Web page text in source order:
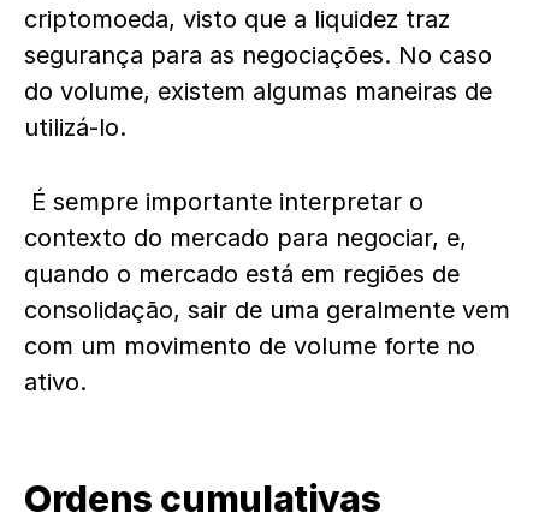
criptomoeda, visto que a liquidez traz
segurança para as negociações. No caso
do volume, existem algumas maneiras de
utilizá-lo.
É sempre importante interpretar o
contexto do mercado para negociar, e,
quando o mercado está em regiões de
consolidação, sair de uma geralmente vem
com um movimento de volume forte no
ativo.
Ordens cumulativas